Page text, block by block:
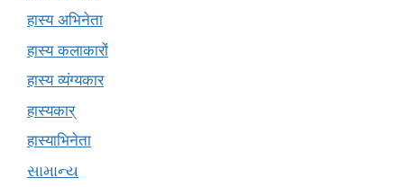
हास्य अभिनेता
हास्य कलाकारों
हास्य व्यंग्यकार
हास्यकार्
हास्याभिनेता
સામાન્ય